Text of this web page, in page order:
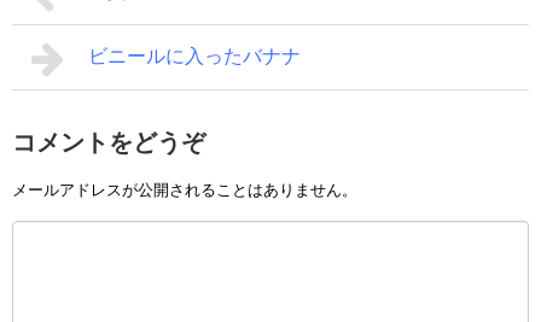
ビニールに入ったバナナ
コメントをどうぞ
メールアドレスが公開されることはありません。